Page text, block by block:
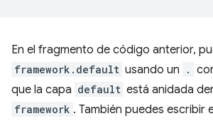
En el fragmento de código anterior,
framework.default usando un .
que la capa default está anidada
framework . También puedes escribir